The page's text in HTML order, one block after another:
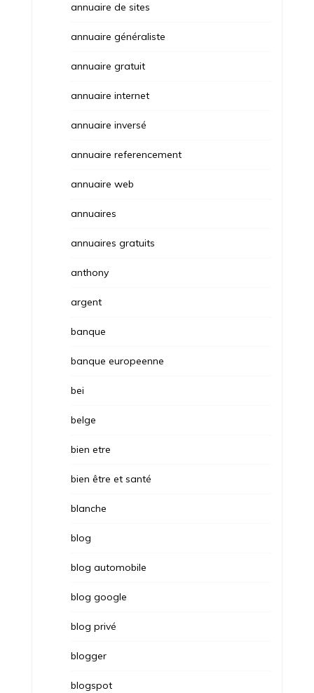
annuaire de sites
annuaire généraliste
annuaire gratuit
annuaire internet
annuaire inversé
annuaire referencement
annuaire web
annuaires
annuaires gratuits
anthony
argent
banque
banque europeenne
bei
belge
bien etre
bien être et santé
blanche
blog
blog automobile
blog google
blog privé
blogger
blogspot